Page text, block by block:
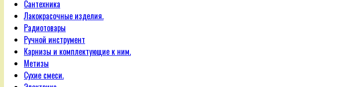
Сантехника
Лакокрасочные изделия.
Радиотовары
Ручной инструмент
Карнизы и комплектующие к ним.
Метизы
Сухие смеси.